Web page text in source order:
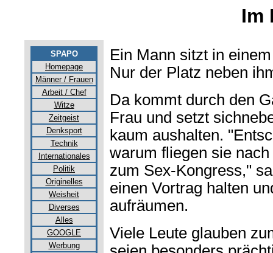
Im
SPAPO
Homepage
Männer / Frauen
Arbeit / Chef
Witze
Zeitgeist
Denksport
Technik
Internationales
Politik
Originelles
Weisheit
Diverses
Alles
GOOGLE
Werbung
Ein Mann sitzt in
Nur der Platz neben
Da kommt durch den
Frau und setzt
kaum aushalten.
warum fliegen sie
zum Sex-Kongress,"
einen Vortrag halten
aufräumen.
Viele Leute glauben